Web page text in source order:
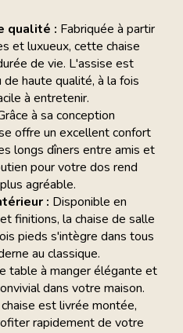
qualité : Fabriquée à partir
et luxueux, cette chaise
de vie. L'assise est
haute qualité, à la fois
à entretenir.
à sa conception
offre un excellent confort
longs dîners entre amis et
pour votre dos rend
agréable.
: Disponible en
finitions, la chaise de salle
pieds s'intègre dans tous
au classique.
table à manger élégante et
dans votre maison.
est livrée montée,
rapidement de votre